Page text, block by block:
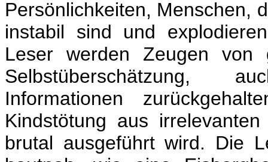
Persönlichkeiten, Menschen,
instabil sind und
Leser werden Zeugen von
Selbstüberschätzung,
Informationen
Kindstötung aus
brutal ausgeführt wird. Die